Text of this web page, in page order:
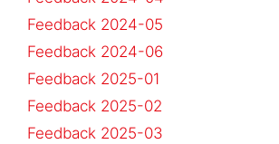
Feedback 2024-05
Feedback 2024-06
Feedback 2025-01
Feedback 2025-02
Feedback 2025-03